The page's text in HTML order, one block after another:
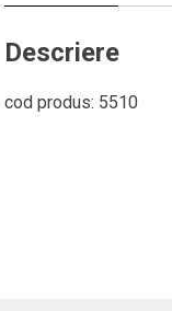
42
42
cm
Descriere
cod produs: 5510